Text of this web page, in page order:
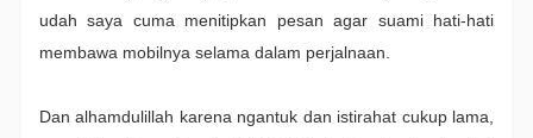
udah saya cuma menitipkan pesan agar suami hati-hati
membawa mobilnya selama dalam perjalnaan.
Dan alhamdulillah karena ngantuk dan istirahat cukup lama,